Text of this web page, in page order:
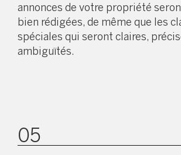
annonces de votre propriété
bien rédigées, de même que les
spéciales qui seront claires,
ambiguïtés.
05